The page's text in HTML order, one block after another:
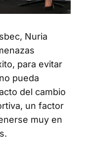
Nuria
para evitar
pueda
del cambio
un factor
muy en